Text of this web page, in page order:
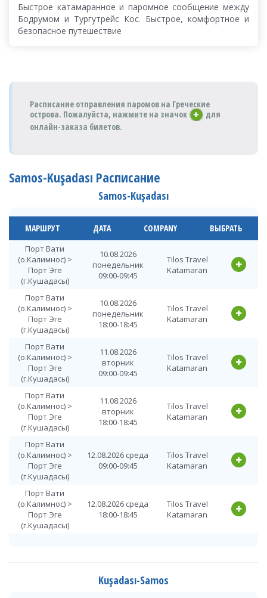
Быстрое катамаранное и паромное сообщение между
Бодрумом и Тургутрейс Кос. Быстрое, комфортное и
безопасное путешествие
Расписание отправления паромов на Греческие
острова. Пожалуйста, нажмите на значок
для
онлайн-заказа билетов.
Samos-Kuşadası Расписание
Samos-Kuşadası
МАРШРУТ ДАТА COMPANY ВЫБРАТЬ
Порт Вати
(о.Калимнос) >
Порт Эге
(г.Кушадасы)
10.08.2026
понедельник
09:00-09:45
Tilos Travel
Katamaran
Порт Вати
(о.Калимнос) >
Порт Эге
(г.Кушадасы)
10.08.2026
понедельник
18:00-18:45
Tilos Travel
Katamaran
Порт Вати
(о.Калимнос) >
Порт Эге
(г.Кушадасы)
11.08.2026
вторник
09:00-09:45
Tilos Travel
Katamaran
Порт Вати
(о.Калимнос) >
Порт Эге
(г.Кушадасы)
11.08.2026
вторник
18:00-18:45
Tilos Travel
Katamaran
Порт Вати
(о.Калимнос) >
Порт Эге
(г.Кушадасы)
12.08.2026 среда
09:00-09:45
Tilos Travel
Katamaran
Порт Вати
(о.Калимнос) >
Порт Эге
(г.Кушадасы)
12.08.2026 среда
18:00-18:45
Tilos Travel
Katamaran
Kuşadası-Samos